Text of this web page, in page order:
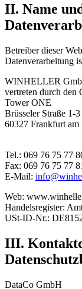
II. Name
Betreiber dieser
Datenverarbeitung
WINHELLER
vertreten durch den
Tower ONE
Brüsseler Straße 1-3
60327 Frankfurt am
Tel.: 069 76 75 77
Fax: 069 76 75 77
E-Mail:
Web:
Handelsregister:
USt-ID-Nr.:
III.
DataCo GmbH